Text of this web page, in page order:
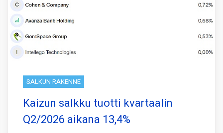
SALKUN RAKENNE
Kaizun salkku tuotti kvartaalin
Q2/2026 aikana 13,4%